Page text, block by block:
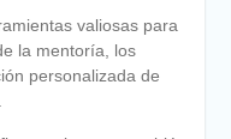
valiosas para
la mentoría, los
personalizada de